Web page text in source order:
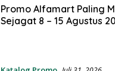
Promo Alfamart Paling
Sejagat 8 – 15 Agustus